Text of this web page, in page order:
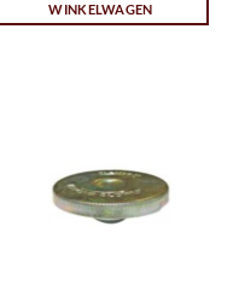
WINKELWAGEN